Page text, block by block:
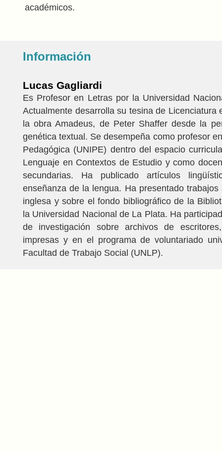
académicos.
Información
Lucas Gagliardi
Es Profesor en Letras por la Universidad
Actualmente desarrolla su tesina de Licenciatura
la obra Amadeus, de Peter Shaffer desde la
genética textual. Se desempeña como profesor
Pedagógica (UNIPE) dentro del espacio
Lenguaje en Contextos de Estudio y como
secundarias. Ha publicado artículos
enseñanza de la lengua. Ha presentado trabajos
inglesa y sobre el fondo bibliográfico de la
la Universidad Nacional de La Plata. Ha
de investigación sobre archivos de
impresas y en el programa de voluntariado
Facultad de Trabajo Social (UNLP).